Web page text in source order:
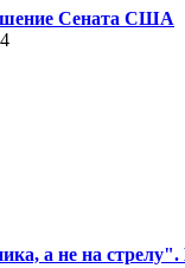
Сената США
а не на